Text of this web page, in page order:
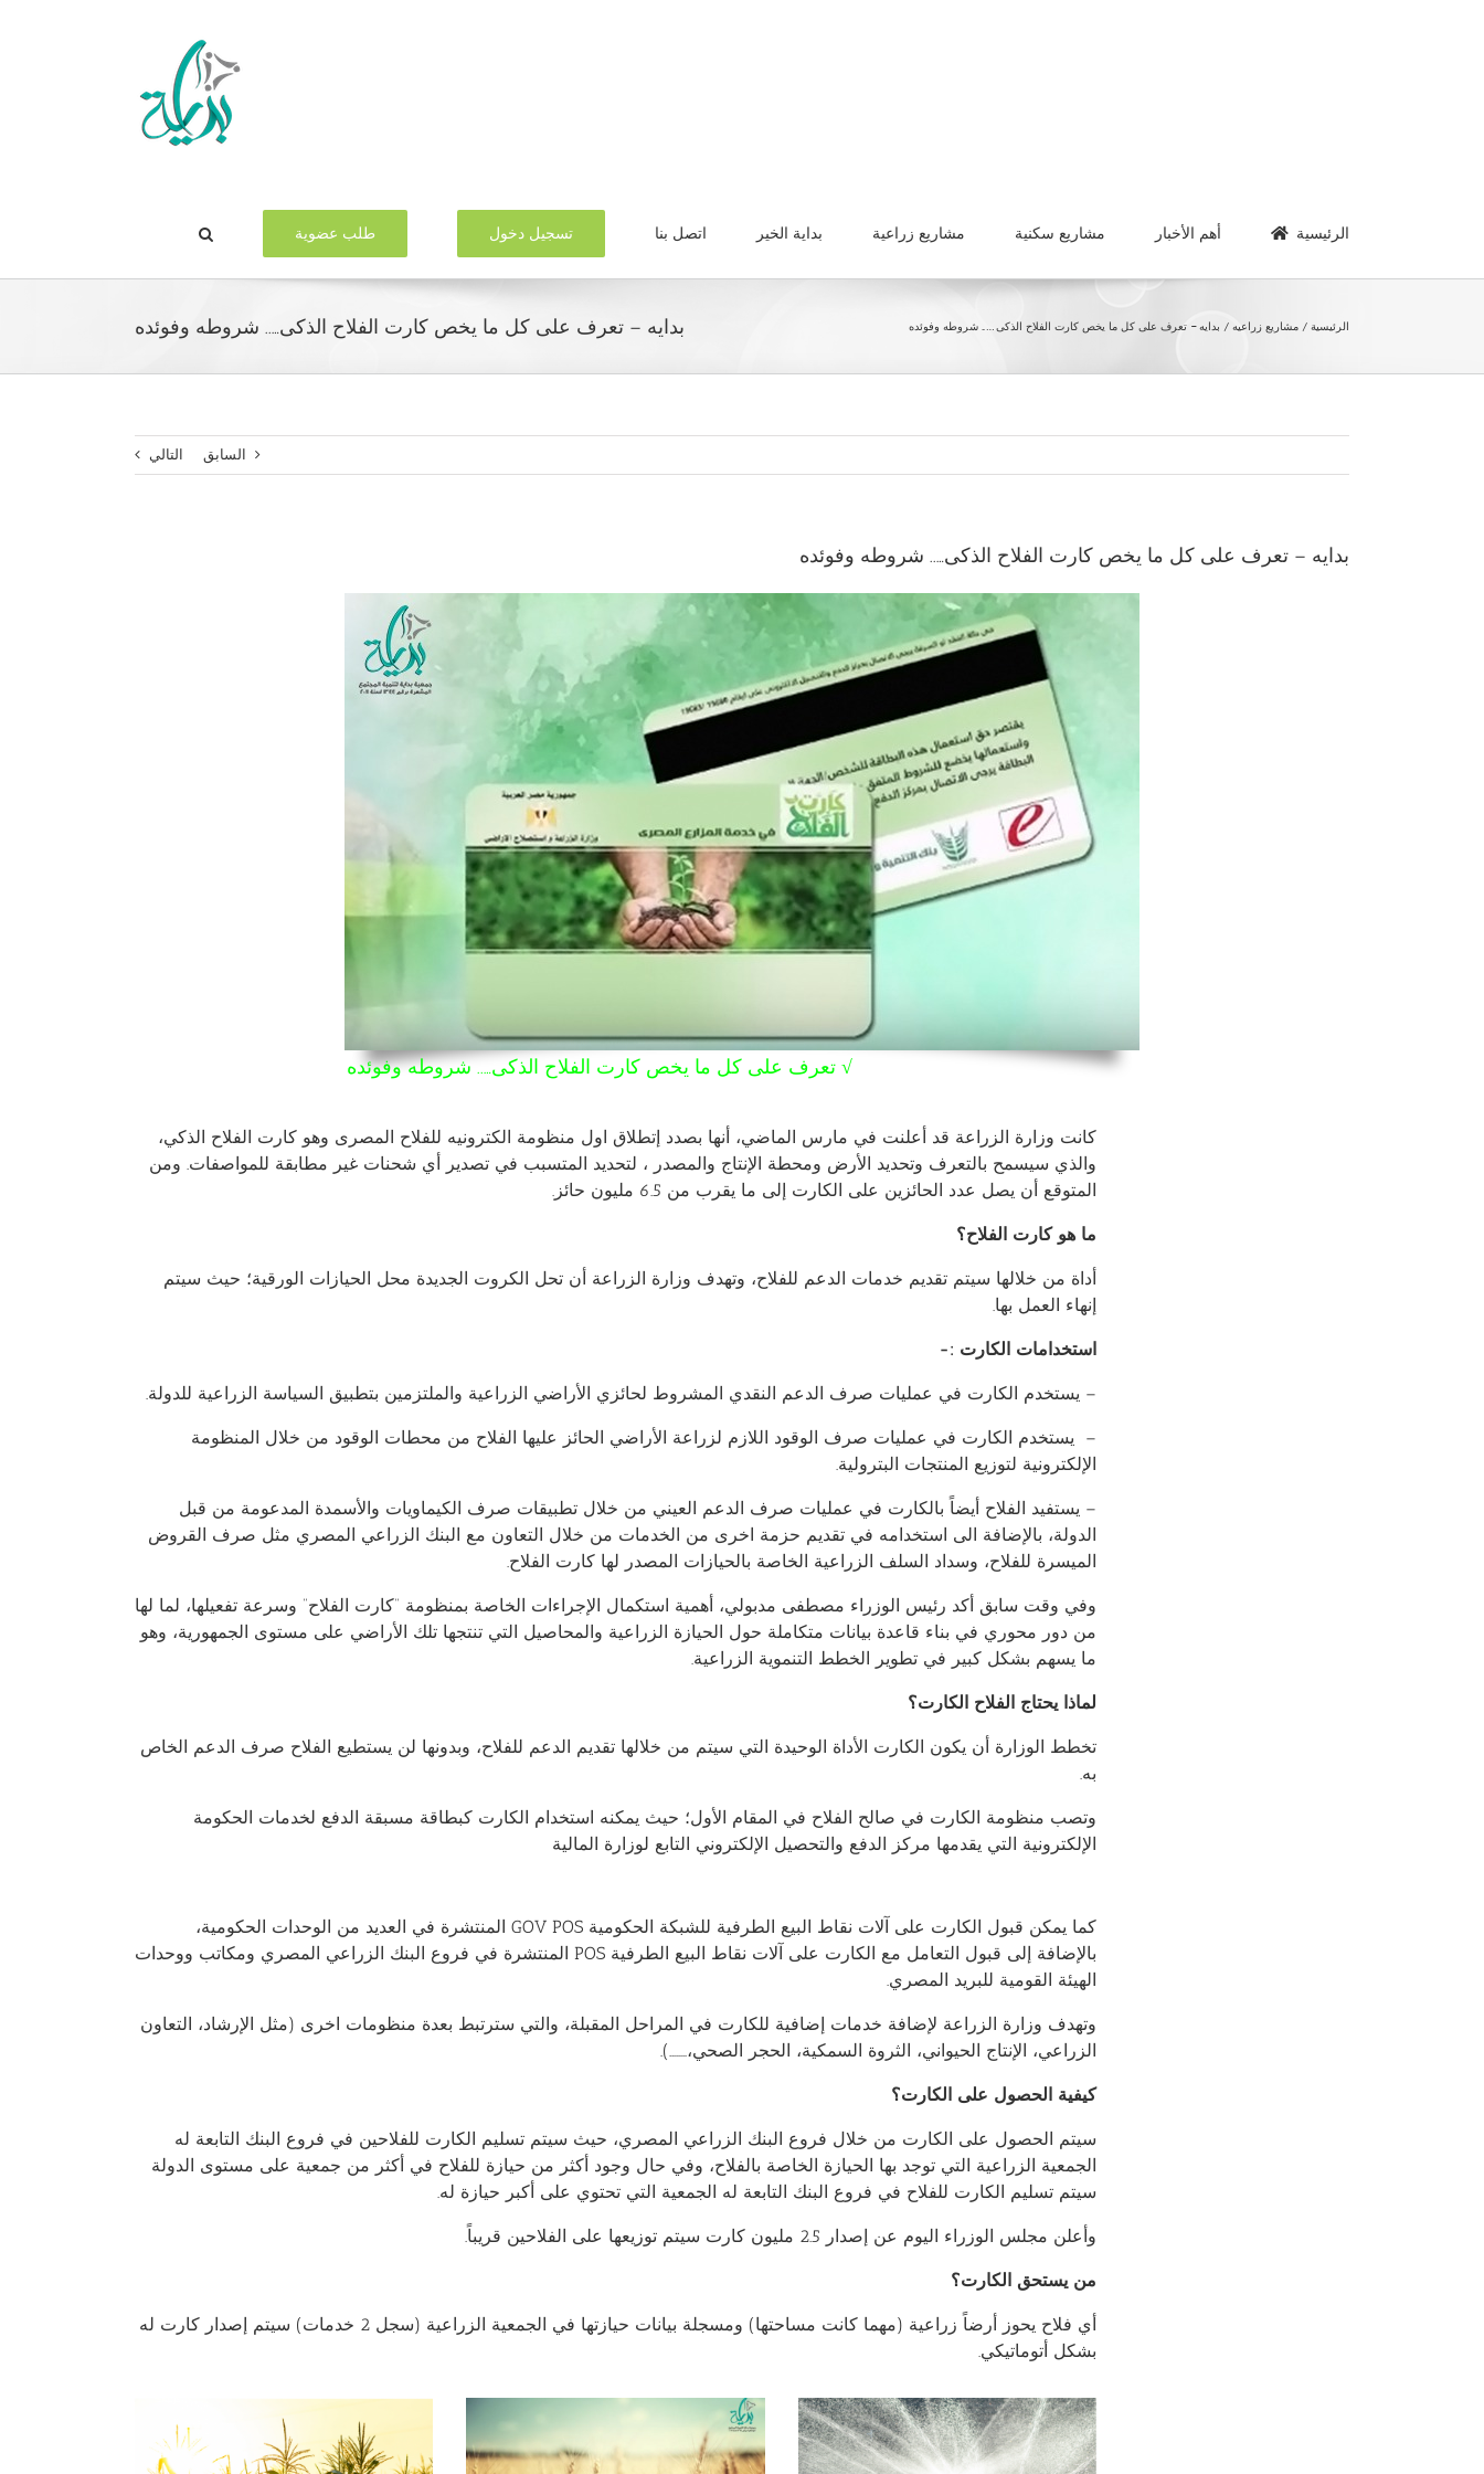
الرئيسية أهم الأخبار مشاريع سكنية مشاريع زراعية بداية الخير اتصل بنا تسجيل دخول طلب عضوية
بدايه – تعرف على كل ما يخص كارت الفلاح الذكى….. شروطه وفوئده الرئيسية مشاريع زراعيه بدايه – تعرف على كل ما يخص كارت الفلاح الذكى….. شروطه وفوئده
السابق التالي
بدايه – تعرف على كل ما يخص كارت الفلاح الذكى….. شروطه وفوئده
√ تعرف على كل ما يخص كارت الفلاح الذكى….. شروطه وفوئده
كانت وزارة الزراعة قد أعلنت في مارس الماضي، أنها بصدد إتطلاق اول منظومة الكترونيه للفلاح المصرى وهو كارت الفلاح الذكي،
والذي سيسمح بالتعرف وتحديد الأرض ومحطة الإنتاج والمصدر ، لتحديد المتسبب في تصدير أي شحنات غير مطابقة للمواصفات. ومن
المتوقع أن يصل عدد الحائزين على الكارت إلى ما يقرب من 6.5 مليون حائز.
ما هو كارت الفلاح؟
أداة من خلالها سيتم تقديم خدمات الدعم للفلاح، وتهدف وزارة الزراعة أن تحل الكروت الجديدة محل الحيازات الورقية؛ حيث سيتم
إنهاء العمل بها.
استخدامات الكارت :-
– يستخدم الكارت في عمليات صرف الدعم النقدي المشروط لحائزي الأراضي الزراعية والملتزمين بتطبيق السياسة الزراعية للدولة.
– يستخدم الكارت في عمليات صرف الوقود اللازم لزراعة الأراضي الحائز عليها الفلاح من محطات الوقود من خلال المنظومة
الإلكترونية لتوزيع المنتجات البترولية.
– يستفيد الفلاح أيضاً بالكارت في عمليات صرف الدعم العيني من خلال تطبيقات صرف الكيماويات والأسمدة المدعومة من قبل
الدولة، بالإضافة الى استخدامه في تقديم حزمة اخرى من الخدمات من خلال التعاون مع البنك الزراعي المصري مثل صرف القروض
الميسرة للفلاح، وسداد السلف الزراعية الخاصة بالحيازات المصدر لها كارت الفلاح.
وفي وقت سابق أكد رئيس الوزراء مصطفى مدبولي، أهمية استكمال الإجراءات الخاصة بمنظومة “كارت الفلاح” وسرعة تفعيلها، لما لها
من دور محوري في بناء قاعدة بيانات متكاملة حول الحيازة الزراعية والمحاصيل التي تنتجها تلك الأراضي على مستوى الجمهورية، وهو
ما يسهم بشكل كبير في تطوير الخطط التنموية الزراعية.
لماذا يحتاج الفلاح الكارت؟
تخطط الوزارة أن يكون الكارت الأداة الوحيدة التي سيتم من خلالها تقديم الدعم للفلاح، وبدونها لن يستطيع الفلاح صرف الدعم الخاص
به.
وتصب منظومة الكارت في صالح الفلاح في المقام الأول؛ حيث يمكنه استخدام الكارت كبطاقة مسبقة الدفع لخدمات الحكومة
الإلكترونية التي يقدمها مركز الدفع والتحصيل الإلكتروني التابع لوزارة المالية
كما يمكن قبول الكارت على آلات نقاط البيع الطرفية للشبكة الحكومية GOV POS المنتشرة في العديد من الوحدات الحكومية،
بالإضافة إلى قبول التعامل مع الكارت على آلات نقاط البيع الطرفية POS المنتشرة في فروع البنك الزراعي المصري ومكاتب ووحدات
الهيئة القومية للبريد المصري.
وتهدف وزارة الزراعة لإضافة خدمات إضافية للكارت في المراحل المقبلة، والتي سترتبط بعدة منظومات اخرى (مثل الإرشاد، التعاون
الزراعي، الإنتاج الحيواني، الثروة السمكية، الحجر الصحي،……..).
كيفية الحصول على الكارت؟
سيتم الحصول على الكارت من خلال فروع البنك الزراعي المصري، حيث سيتم تسليم الكارت للفلاحين في فروع البنك التابعة له
الجمعية الزراعية التي توجد بها الحيازة الخاصة بالفلاح، وفي حال وجود أكثر من حيازة للفلاح في أكثر من جمعية على مستوى الدولة
سيتم تسليم الكارت للفلاح في فروع البنك التابعة له الجمعية التي تحتوي على أكبر حيازة له.
وأعلن مجلس الوزراء اليوم عن إصدار 2.5 مليون كارت سيتم توزيعها على الفلاحين قريباً.
من يستحق الكارت؟
أي فلاح يحوز أرضاً زراعية (مهما كانت مساحتها) ومسجلة بيانات حيازتها في الجمعية الزراعية (سجل 2 خدمات) سيتم إصدار كارت له
بشكل أتوماتيكي.